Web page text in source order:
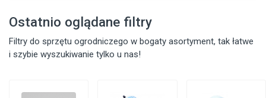
Ostatnio oglądane filtry
Filtry do sprzętu ogrodniczego w bogaty asortyment, tak łatwe
i szybie wyszukiwanie tylko u nas!